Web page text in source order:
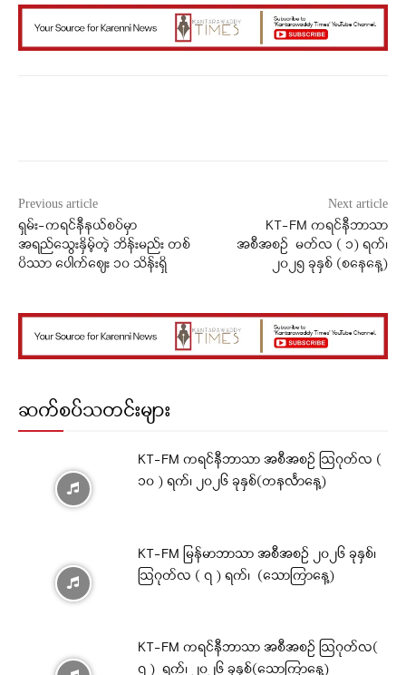
Previous article
ရှမ်း-ကရင်နီနယ်စပ်မှာ
အရည်သွေးနှိမ့်တဲ့ ဘိန်းမည်း တစ်
ပိဿာ ပေါက်စျေး ၁၀ သိန်းရှိ
Next article
KT-FM ကရင်နီဘာသာ
အစီအစဉ် မတ်လ ( ၁) ရက်၊
၂၀၂၅ ခုနှစ် (စနေနေ့)
ဆက်စပ်သတင်းများ
KT-FM ကရင်နီဘာသာ အစီအစဉ် ဩဂုတ်လ (
၁၀ ) ရက်၊ ၂၀၂၆ ခုနှစ်(တနင်္လာနေ့)
KT-FM မြန်မာဘာသာ အစီအစဉ် ၂၀၂၆ ခုနှစ်၊
ဩဂုတ်လ ( ၇ ) ရက်၊ (သောကြာနေ့)
KT-FM ကရင်နီဘာသာ အစီအစဉ် ဩဂုတ်လ(
၇ ) ရက်၊ ၂၀၂၆ ခုနှစ်(သောကြာနေ့)